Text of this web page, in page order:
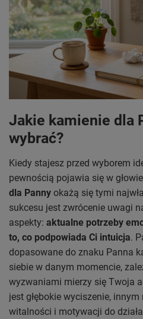
Jakie kamienie dla
wybrać?
Kiedy stajesz przed wyborem
pewnością pojawia się w
dla Panny okażą się tymi
sukcesu jest zwrócenie uwagi
aspekty: aktualne potrzeby
to, co podpowiada Ci intuicja.
dopasowane do znaku Panna
siebie w danym momencie,
wyzwaniami mierzy się Twoja
jest głębokie wyciszenie,
witalności i motywacji do